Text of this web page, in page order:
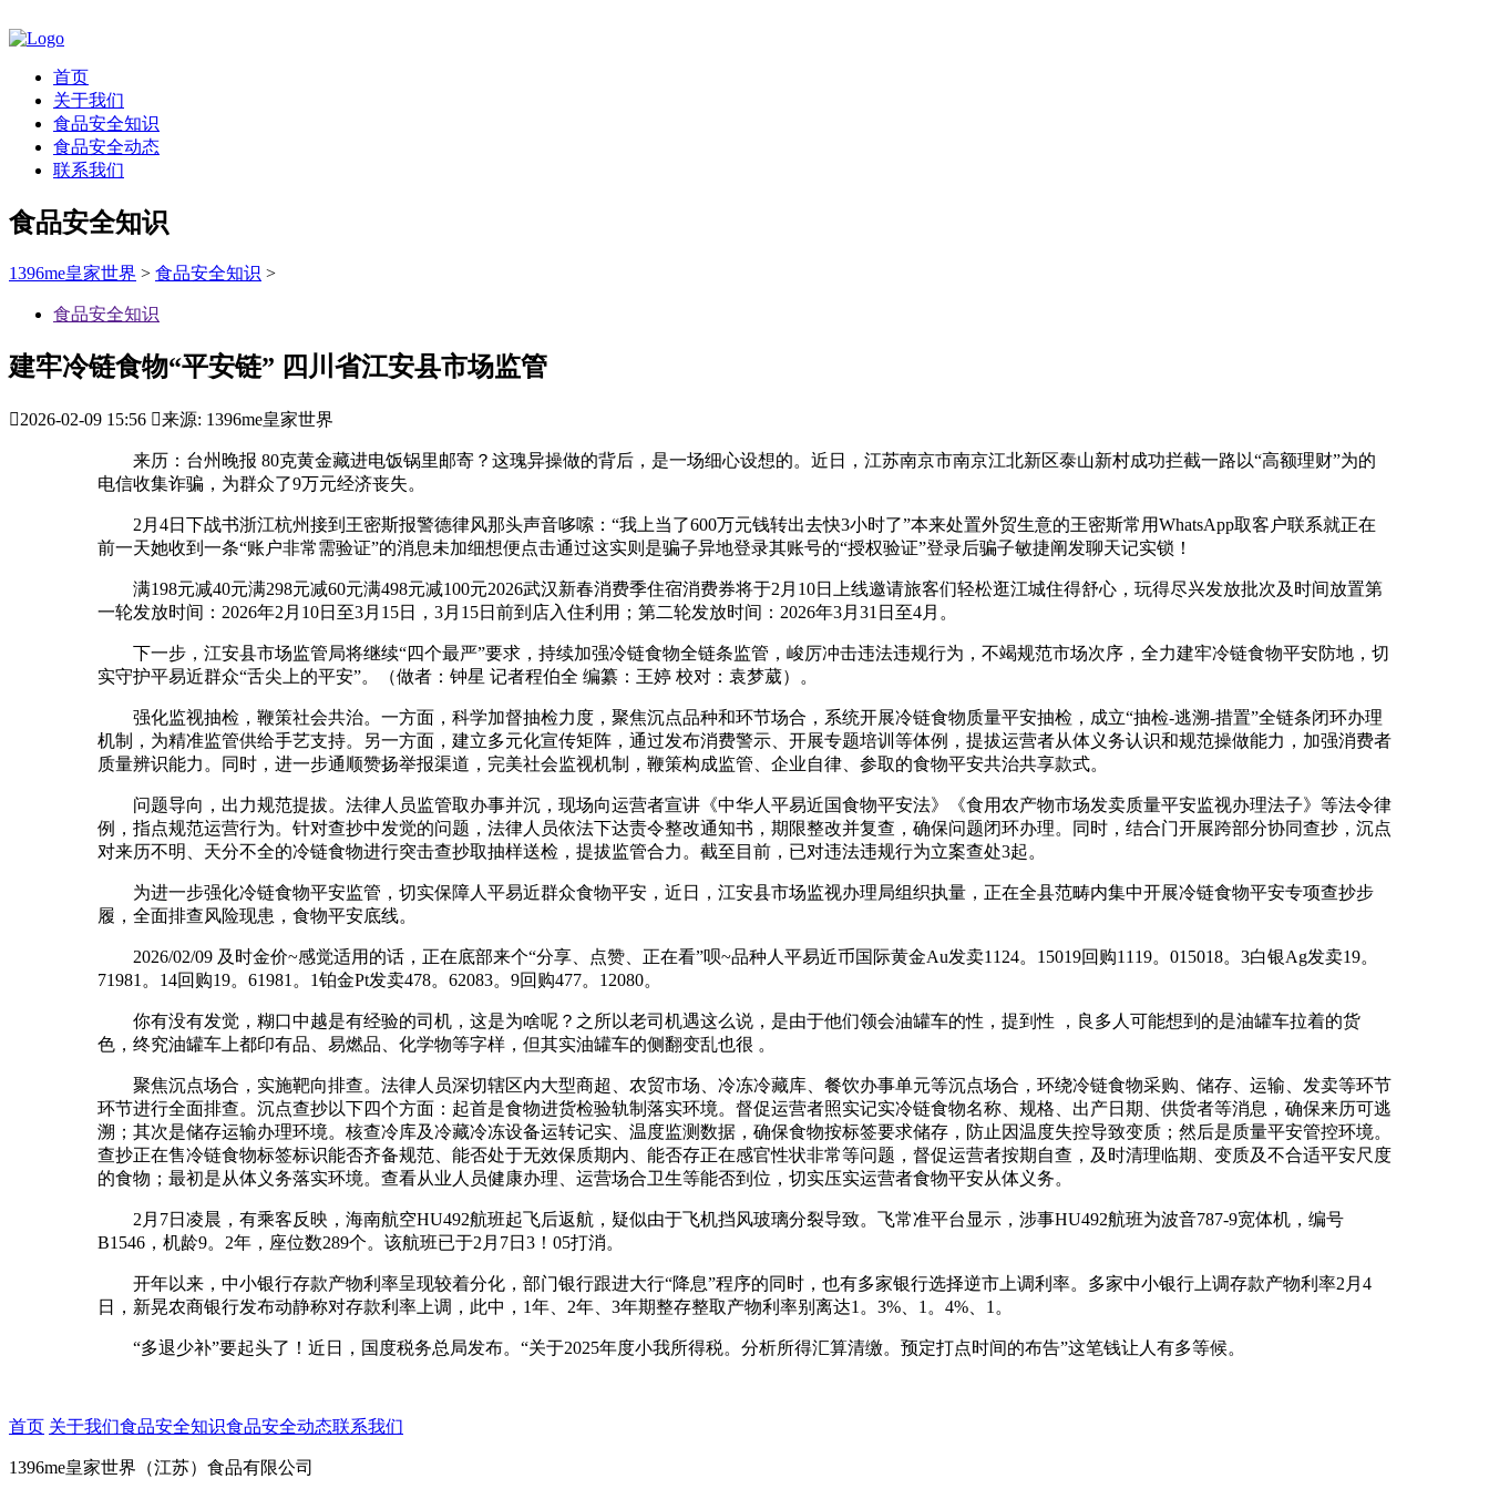
首页
关于我们
食品安全知识
食品安全动态
联系我们
食品安全知识
1396me皇家世界 > 食品安全知识 >
食品安全知识
建牢冷链食物“平安链” 四川省江安县市场监管
2026-02-09 15:56 来源: 1396me皇家世界
来历：台州晚报 80克黄金藏进电饭锅里邮寄？这瑰异操做的背后，是一场细心设想的。近日，江苏南京市南京江北新区泰山新村成功拦截一路以“高额理财”为的
电信收集诈骗，为群众了9万元经济丧失。
2月4日下战书浙江杭州接到王密斯报警德律风那头声音哆嗦：“我上当了600万元钱转出去快3小时了”本来处置外贸生意的王密斯常用WhatsApp取客户联系就正在
前一天她收到一条“账户非常需验证”的消息未加细想便点击通过这实则是骗子异地登录其账号的“授权验证”登录后骗子敏捷阐发聊天记实锁！
满198元减40元满298元减60元满498元减100元2026武汉新春消费季住宿消费券将于2月10日上线邀请旅客们轻松逛江城住得舒心，玩得尽兴发放批次及时间放置第
一轮发放时间：2026年2月10日至3月15日，3月15日前到店入住利用；第二轮发放时间：2026年3月31日至4月。
下一步，江安县市场监管局将继续“四个最严”要求，持续加强冷链食物全链条监管，峻厉冲击违法违规行为，不竭规范市场次序，全力建牢冷链食物平安防地，切
实守护平易近群众“舌尖上的平安”。（做者：钟星 记者程伯全 编纂：王婷 校对：袁梦葳）。
强化监视抽检，鞭策社会共治。一方面，科学加督抽检力度，聚焦沉点品种和环节场合，系统开展冷链食物质量平安抽检，成立“抽检-逃溯-措置”全链条闭环办理
机制，为精准监管供给手艺支持。另一方面，建立多元化宣传矩阵，通过发布消费警示、开展专题培训等体例，提拔运营者从体义务认识和规范操做能力，加强消费者
质量辨识能力。同时，进一步通顺赞扬举报渠道，完美社会监视机制，鞭策构成监管、企业自律、参取的食物平安共治共享款式。
问题导向，出力规范提拔。法律人员监管取办事并沉，现场向运营者宣讲《中华人平易近国食物平安法》《食用农产物市场发卖质量平安监视办理法子》等法令律
例，指点规范运营行为。针对查抄中发觉的问题，法律人员依法下达责令整改通知书，期限整改并复查，确保问题闭环办理。同时，结合门开展跨部分协同查抄，沉点
对来历不明、天分不全的冷链食物进行突击查抄取抽样送检，提拔监管合力。截至目前，已对违法违规行为立案查处3起。
为进一步强化冷链食物平安监管，切实保障人平易近群众食物平安，近日，江安县市场监视办理局组织执量，正在全县范畴内集中开展冷链食物平安专项查抄步
履，全面排查风险现患，食物平安底线。
2026/02/09 及时金价~感觉适用的话，正在底部来个“分享、点赞、正在看”呗~品种人平易近币国际黄金Au发卖1124。15019回购1119。015018。3白银Ag发卖19。
71981。14回购19。61981。1铂金Pt发卖478。62083。9回购477。12080。
你有没有发觉，糊口中越是有经验的司机，这是为啥呢？之所以老司机遇这么说，是由于他们领会油罐车的性，提到性 ，良多人可能想到的是油罐车拉着的货
色，终究油罐车上都印有品、易燃品、化学物等字样，但其实油罐车的侧翻变乱也很 。
聚焦沉点场合，实施靶向排查。法律人员深切辖区内大型商超、农贸市场、冷冻冷藏库、餐饮办事单元等沉点场合，环绕冷链食物采购、储存、运输、发卖等环节
环节进行全面排查。沉点查抄以下四个方面：起首是食物进货检验轨制落实环境。督促运营者照实记实冷链食物名称、规格、出产日期、供货者等消息，确保来历可逃
溯；其次是储存运输办理环境。核查冷库及冷藏冷冻设备运转记实、温度监测数据，确保食物按标签要求储存，防止因温度失控导致变质；然后是质量平安管控环境。
查抄正在售冷链食物标签标识能否齐备规范、能否处于无效保质期内、能否存正在感官性状非常等问题，督促运营者按期自查，及时清理临期、变质及不合适平安尺度
的食物；最初是从体义务落实环境。查看从业人员健康办理、运营场合卫生等能否到位，切实压实运营者食物平安从体义务。
2月7日凌晨，有乘客反映，海南航空HU492航班起飞后返航，疑似由于飞机挡风玻璃分裂导致。飞常准平台显示，涉事HU492航班为波音787-9宽体机，编号
B1546，机龄9。2年，座位数289个。该航班已于2月7日3！05打消。
开年以来，中小银行存款产物利率呈现较着分化，部门银行跟进大行“降息”程序的同时，也有多家银行选择逆市上调利率。多家中小银行上调存款产物利率2月4
日，新晃农商银行发布动静称对存款利率上调，此中，1年、2年、3年期整存整取产物利率别离达1。3%、1。4%、1。
“多退少补”要起头了！近日，国度税务总局发布。“关于2025年度小我所得税。分析所得汇算清缴。预定打点时间的布告”这笔钱让人有多等候。
首页 关于我们食品安全知识食品安全动态联系我们
1396me皇家世界（江苏）食品有限公司